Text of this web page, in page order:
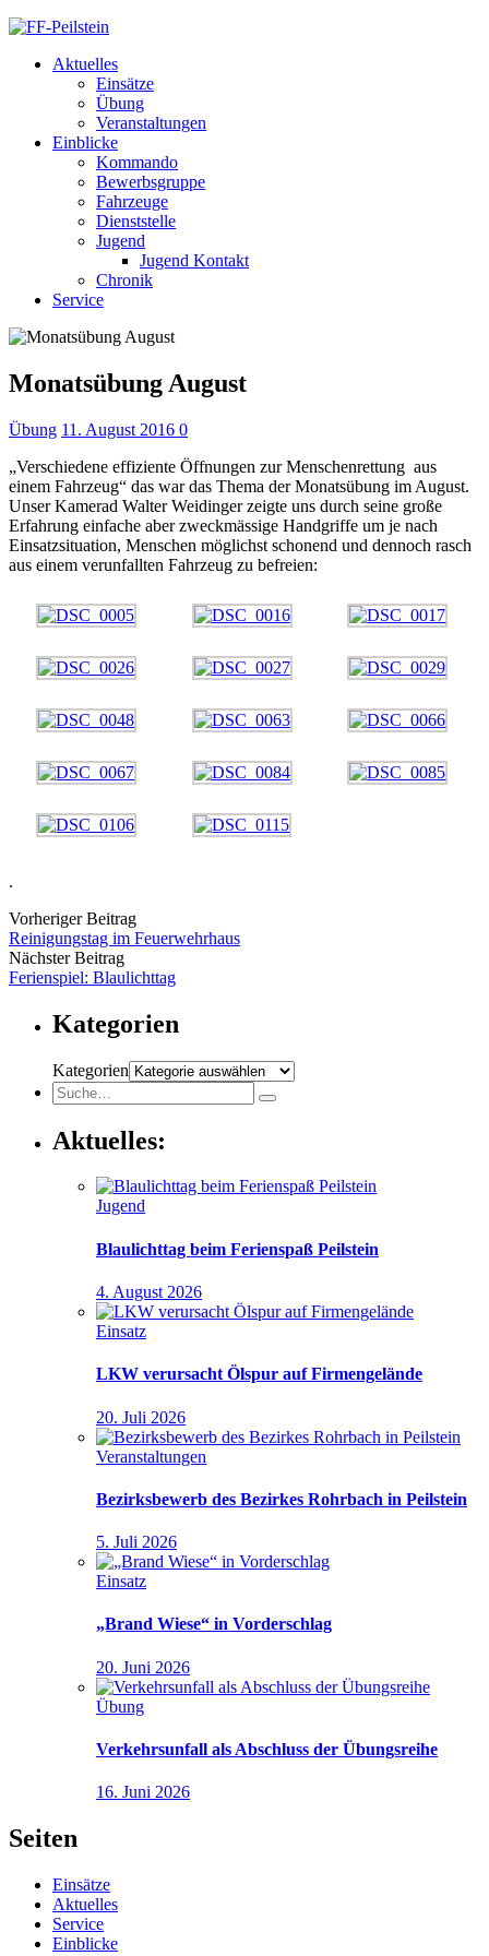
Aktuelles
Einsätze
Übung
Veranstaltungen
Einblicke
Kommando
Bewerbsgruppe
Fahrzeuge
Dienststelle
Jugend
Jugend Kontakt
Chronik
Service
Monatsübung August
Übung 11. August 2016 0
„Verschiedene effiziente Öffnungen zur Menschenrettung aus
einem Fahrzeug“ das war das Thema der Monatsübung im August.
Unser Kamerad Walter Weidinger zeigte uns durch seine große
Erfahrung einfache aber zweckmässige Handgriffe um je nach
Einsatzsituation, Menschen möglichst schonend und dennoch rasch
aus einem verunfallten Fahrzeug zu befreien:
.
Vorheriger Beitrag
Reinigungstag im Feuerwehrhaus
Nächster Beitrag
Ferienspiel: Blaulichttag
Kategorien
Kategorien
Aktuelles:
Jugend
Blaulichttag beim Ferienspaß Peilstein
4. August 2026
Einsatz
LKW verursacht Ölspur auf Firmengelände
20. Juli 2026
Veranstaltungen
Bezirksbewerb des Bezirkes Rohrbach in Peilstein
5. Juli 2026
Einsatz
„Brand Wiese“ in Vorderschlag
20. Juni 2026
Übung
Verkehrsunfall als Abschluss der Übungsreihe
16. Juni 2026
Seiten
Einsätze
Aktuelles
Service
Einblicke